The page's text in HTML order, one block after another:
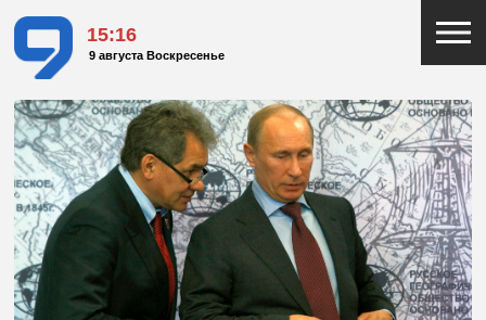
15:16
9 августа Воскресенье